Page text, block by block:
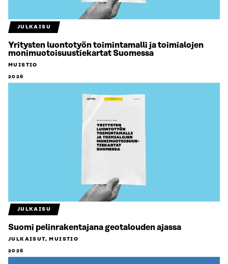
JULKAISU
Yritysten luontotyön toimintamalli ja toimialojen
monimuotoisuustiekartat Suomessa
MUISTIO
2026
JULKAISU
Suomi pelinrakentajana geotalouden ajassa
JULKAISUT, MUISTIO
2026